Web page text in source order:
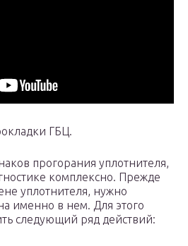
ГБЦ.
прогорания уплотнителя,
комплексно. Прежде
уплотнителя, нужно
именно в нем. Для этого
следующий ряд действий: